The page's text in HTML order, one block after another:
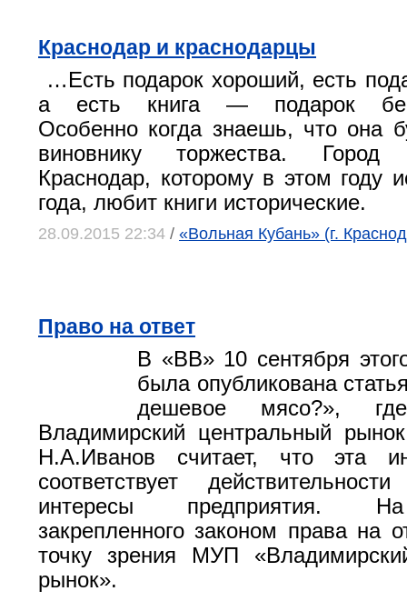
Краснодар и краснодарцы
…Есть подарок хороший, есть
а есть книга — подарок
Особенно когда знаешь, что она
виновнику торжества. Город
Краснодар, которому в этом году
года, любит книги исторические.
28.09.2015 22:34 / «Вольная Кубань» (г.
Право на ответ
В «ВВ» 10 сентября
была опубликована
дешевое мясо?»,
Владимирский центральный
Н.А.Иванов считает, что эта
соответствует
интересы предприятия.
закрепленного законом права на
точку зрения МУП
рынок».